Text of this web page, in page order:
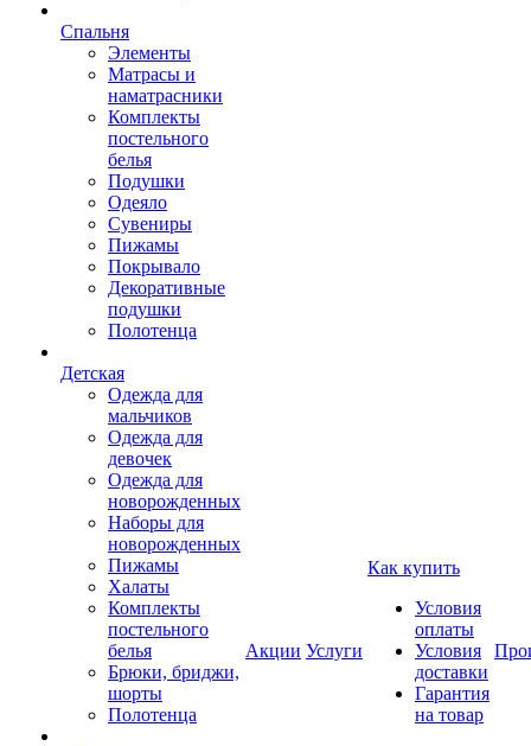
Спальня
Элементы
Матрасы и
наматрасники
Комплекты
постельного
белья
Подушки
Одеяло
Сувениры
Пижамы
Покрывало
Декоративные
подушки
Полотенца
Детская
Одежда для
мальчиков
Одежда для
девочек
Одежда для
новорожденных
Наборы для
новорожденных
Пижамы
Халаты
Комплекты
постельного
белья
Брюки, бриджи,
шорты
Полотенца
Акции Услуги
Как купить
Условия
оплаты
Условия
доставки
Гарантия
на товар